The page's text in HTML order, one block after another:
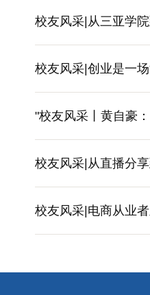
校友风采|从三亚学
校友风采|创业是一
"校友风采丨黄自豪
校友风采|从直播分
校友风采|电商从业